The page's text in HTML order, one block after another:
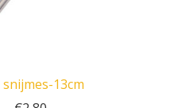
snijmes-13cm